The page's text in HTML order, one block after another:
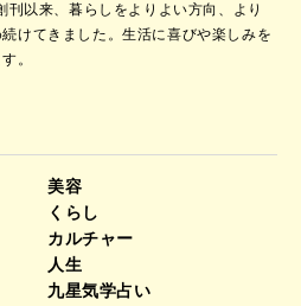
刊以来、暮らしをよりよい方向、より
けてきました。生活に喜びや楽しみを
。
美容
くらし
カルチャー
人生
九星気学占い